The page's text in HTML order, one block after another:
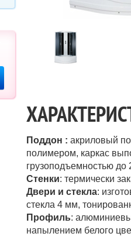
Поддон : акриловый
полимером, каркас
грузоподъемностью до
Стенки: термически
Двери и стекла:
стекла 4 мм,
Профиль:
напылением белого